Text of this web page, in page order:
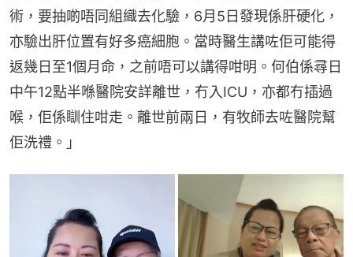
術，要抽啲唔同組織去化驗，6月5日發現係肝硬化，
亦驗出肝位置有好多癌細胞。當時醫生講咗佢可能得
返幾日至1個月命，之前唔可以講得咁明。何伯係尋日
中午12點半喺醫院安詳離世，冇入ICU，亦都冇插過
喉，佢係瞓住咁走。離世前兩日，有牧師去咗醫院幫
佢洗禮。」